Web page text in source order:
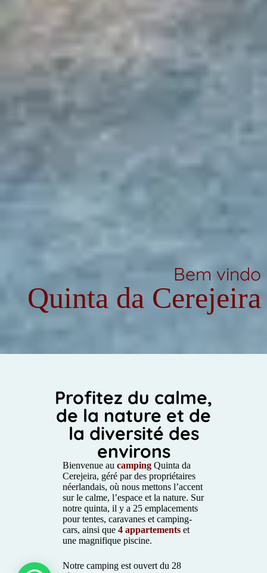
Bem vindo
Quinta da Cerejeira
Profitez du calme,
de la nature et de
la diversité des
environs
Bienvenue au camping Quinta da
Cerejeira, géré par des propriétaires
néerlandais, où nous mettons l’accent
sur le calme, l’espace et la nature. Sur
notre quinta, il y a 25 emplacements
pour tentes, caravanes et camping-
cars, ainsi que 4 appartements et
une magnifique piscine.
Notre camping est ouvert du 28
1